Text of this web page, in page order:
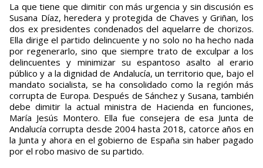
La que tiene que dimitir con más urgencia y sin discusión es
Susana Díaz, heredera y protegida de Chaves y Griñan, los
dos ex presidentes condenados del aquelarre de chorizos.
Ella dirige el partido delincuente y no solo no ha hecho nada
por regenerarlo, sino que siempre trato de exculpar a los
delincuentes y minimizar su espantoso asalto al erario
público y a la dignidad de Andalucía, un territorio que, bajo el
mandato socialista, se ha consolidado como la región más
corrupta de Europa. Después de Sánchez y Susana, también
debe dimitir la actual ministra de Hacienda en funciones,
María Jesús Montero. Ella fue consejera de esa Junta de
Andalucía corrupta desde 2004 hasta 2018, catorce años en
la Junta y ahora en el gobierno de España sin haber pagado
por el robo masivo de su partido.